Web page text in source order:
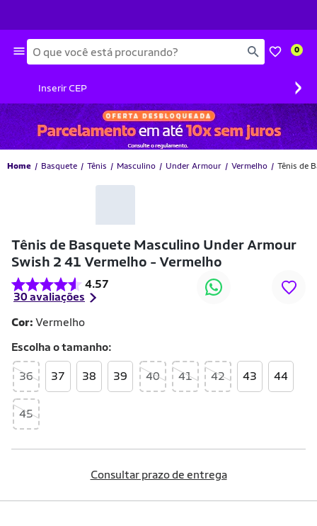
Busca 0
Inserir CEP ›
Home Basquete Tênis Masculino Under Armour Vermelho Tênis de
Tênis de Basquete Masculino Under Armour
Swish 2 41 Vermelho - Vermelho
4.57
30 avaliações
-35% OFF
Cor: Vermelho
Escolha otamanho
36 37 38 39 40 41 42 43 44
45
Consultar prazo de entrega